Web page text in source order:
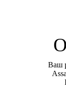
Ваш